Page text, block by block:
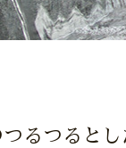
るつると